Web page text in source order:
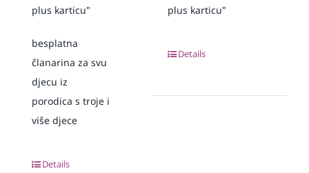
plus karticu"
besplatna
članarina za svu
djecu iz
porodica s troje i
više djece
Details
plus karticu"
Details